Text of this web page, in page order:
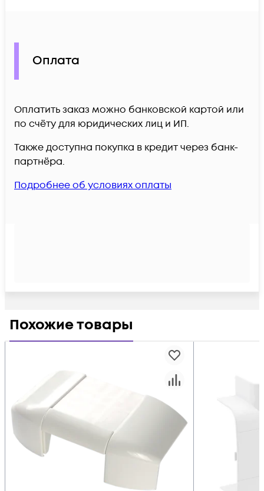
Оплата
Оплатить заказ можно банковской картой или
по счёту для юридических лиц и ИП.
Также доступна покупка в кредит через банк-
партнёра.
Подробнее об условиях оплаты
Похожие товары